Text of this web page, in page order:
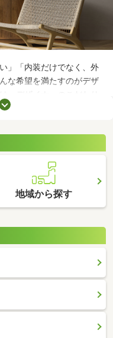
」「内装だけでなく、外
な希望を満たすのがデザ
、デザイナーのこだわり
がポイント。ここでデザ
地域から探す